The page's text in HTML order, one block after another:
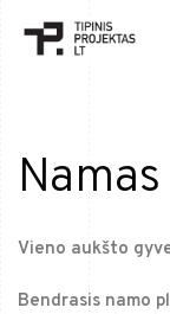
Vieno aukšto
Bendrasis namo